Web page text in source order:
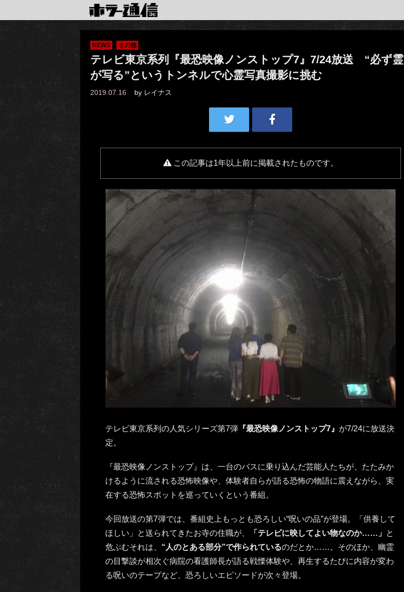
NEWS その他
テレビ東京系列『最恐映像ノンストップ7』7/24放送 “必ず霊
が写る”というトンネルで心霊写真撮影に挑む
2019.07.16 by レイナス
この記事は1年以上前に掲載されたものです。
テレビ東京系列の人気シリーズ第7弾 『最恐映像ノンストップ7』 が7/24に放送決
定。
『最恐映像ノンストップ』は、一台のバスに乗り込んだ芸能人たちが、たたみか
けるように流される恐怖映像や、体験者自らが語る恐怖の物語に震えながら、実
在する恐怖スポットを巡っていくという番組。
今回放送の第7弾では、番組史上もっとも恐ろしい“呪いの品”が登場。「供養して
ほしい」と送られてきたお寺の住職が、
「テレビに映してよい物なのか……」 と
危ぶむそれは、 “人のとある部分”で作られているのだとか……。そのほか、幽霊
の目撃談が相次ぐ病院の看護師長が語る戦慄体験や、再生するたびに内容が変わ
る呪いのテープなど、恐ろしいエピソードが次々登場。